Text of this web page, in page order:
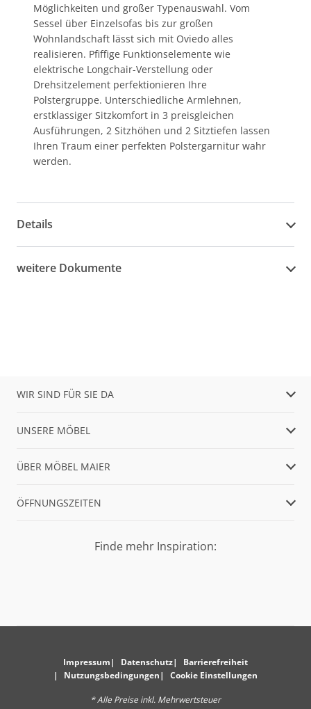
Möglichkeiten und großer Typenauswahl. Vom
Sessel über Einzelsofas bis zur großen
Wohnlandschaft lässt sich mit Oviedo alles
realisieren. Pfiffige Funktionselemente wie
elektrische Longchair-Verstellung oder
Drehsitzelement perfektionieren Ihre
Polstergruppe. Unterschiedliche Armlehnen,
erstklassiger Sitzkomfort in 3 preisgleichen
Ausführungen, 2 Sitzhöhen und 2 Sitztiefen lassen
Ihren Traum einer perfekten Polstergarnitur wahr
werden.
Details
weitere Dokumente
WIR SIND FÜR SIE DA
UNSERE MÖBEL
ÜBER MÖBEL MAIER
ÖFFNUNGSZEITEN
Finde mehr Inspiration:
Impressum Datenschutz
Barrierefreiheit
Nutzungsbedingungen
Cookie Einstellungen
* Alle Preise inkl. Mehrwertsteuer